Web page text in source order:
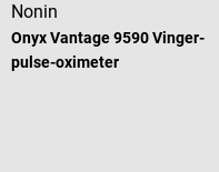
Nonin
Onyx Vantage 9590 Vinger-
pulse-oximeter